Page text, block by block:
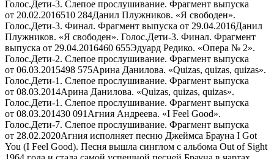
Голос.Дети-3. Слепое прослушивание. Фрагмент выпуска
от 20.02.2016510 284Данил Плужников. «Я свободен».
Голос.Дети-3. Финал. Фрагмент выпуска от 29.04.2016Данил
Плужников. «Я свободен». Голос.Дети-3. Финал. Фрагмент
выпуска от 29.04.2016460 655Эдуард Редико. «Опера № 2».
Голос.Дети-2. Слепое прослушивание. Фрагмент выпуска
от 06.03.2015498 575Арина Данилова. «Quizas, quizas, quizas».
Голос.Дети-1. Слепое прослушивание. Фрагмент выпуска
от 08.03.2014Арина Данилова. «Quizas, quizas, quizas».
Голос.Дети-1. Слепое прослушивание. Фрагмент выпуска
от 08.03.201430 091 Агния Андреева. «I Feel Good».
Голос.Дети-7. Слепое прослушивание. Фрагмент выпуска
от 28.02.2020Агния исполняет песню Джеймса Брауна I Got
You (I Feel Good). Песня вышла синглом с альбома Out of Sight